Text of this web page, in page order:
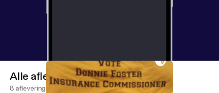
Alle afleveringen
8 afleveringen